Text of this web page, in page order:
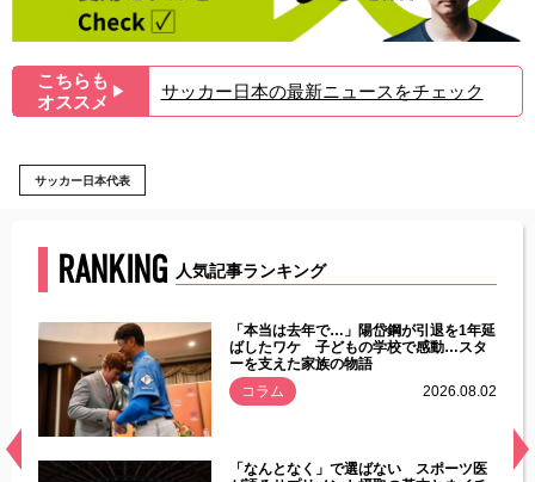
こちらも
オススメ ▶︎ サッカー日本の最新ニュースをチェック
サッカー日本代表
RANKING 人気記事ランキング
常
「本当は去年で…」陽岱鋼が引退を1年延
ばしたワケ 子どもの学校で感動…スタ
ーを支えた家族の物語
コラム
2026.08.02
「なんとなく」で選ばない スポーツ医